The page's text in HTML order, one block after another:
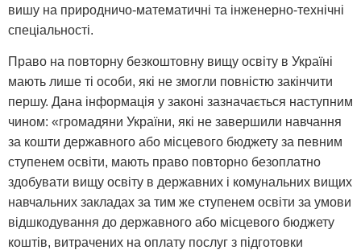
вишу на природничо-математичні та інженерно-технічні
спеціальності.
Право на повторну безкоштовну вищу освіту в Україні
мають лише ті особи, які не змогли повністю закінчити
першу. Дана інформація у законі зазначається наступним
чином: «громадяни України, які не завершили навчання
за кошти державного або місцевого бюджету за певним
ступенем освіти, мають право повторно безоплатно
здобувати вищу освіту в державних і комунальних вищих
навчальних закладах за тим же ступенем освіти за умови
відшкодування до державного або місцевого бюджету
коштів, витрачених на оплату послуг з підготовки